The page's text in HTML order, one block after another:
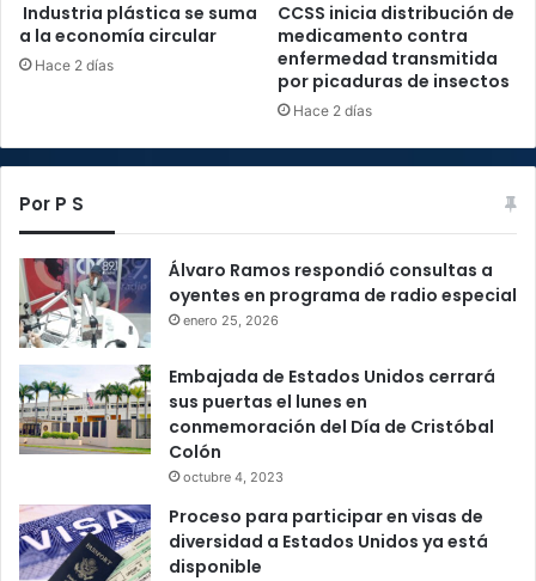
Industria plástica se suma
a la economía circular
Hace 2 días
CCSS inicia distribución de
medicamento contra
enfermedad transmitida
por picaduras de insectos
Hace 2 días
Por P S
Álvaro Ramos respondió consultas a
oyentes en programa de radio especial
enero 25, 2026
Embajada de Estados Unidos cerrará
sus puertas el lunes en
conmemoración del Día de Cristóbal
Colón
octubre 4, 2023
Proceso para participar en visas de
diversidad a Estados Unidos ya está
disponible